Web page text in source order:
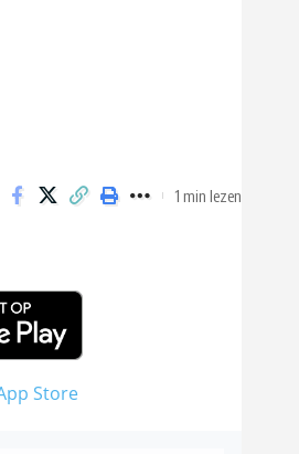
1 min lezen